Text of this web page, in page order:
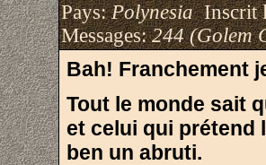
Pays:PolynesiaInscrit
Messages:244 (Golem
Bah! Franchement
Tout le monde sait
et celui qui prétend
ben un abruti.